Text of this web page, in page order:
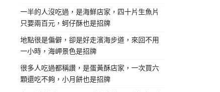
一半的人沒吃過，是海鮮店家，四十片生魚片
只要兩百元，蚵仔酥也是招牌
地點很是偏僻，卻是好走濱海步道，來回不用
一小時，海岬景色是招牌
很多人吃過都稱讚，是蛋黃酥店家，一次買六
顆還吃不夠，小月餅也是招牌